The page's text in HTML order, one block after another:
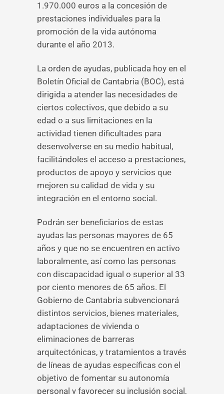
1.970.000 euros a la concesión de
prestaciones individuales para la
promoción de la vida autónoma
durante el año 2013.
La orden de ayudas, publicada hoy en el
Boletín Oficial de Cantabria (BOC), está
dirigida a atender las necesidades de
ciertos colectivos, que debido a su
edad o a sus limitaciones en la
actividad tienen dificultades para
desenvolverse en su medio habitual,
facilitándoles el acceso a prestaciones,
productos de apoyo y servicios que
mejoren su calidad de vida y su
integración en el entorno social.
Podrán ser beneficiarios de estas
ayudas las personas mayores de 65
años y que no se encuentren en activo
laboralmente, así como las personas
con discapacidad igual o superior al 33
por ciento menores de 65 años. El
Gobierno de Cantabria subvencionará
distintos servicios, bienes materiales,
adaptaciones de vivienda o
eliminaciones de barreras
arquitectónicas, y tratamientos a través
de líneas de ayudas específicas con el
objetivo de fomentar su autonomía
personal y favorecer su inclusión social,